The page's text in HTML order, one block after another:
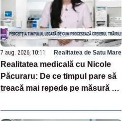
7 aug. 2026, 10:11 Realitatea de Satu Mare
Realitatea medicală cu Nicole
Păcuraru: De ce timpul pare să
treacă mai repede pe măsură ce